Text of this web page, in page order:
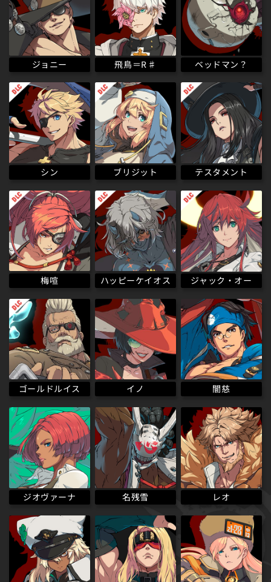
ジョニー 飛鳥＝R♯ ベッドマン？
シン ブリジット テスタメント
梅喧 ハッピーケイオス ジャック・オー
ゴールドルイス イノ 闇慈
ジオヴァーナ 名残雪 レオ